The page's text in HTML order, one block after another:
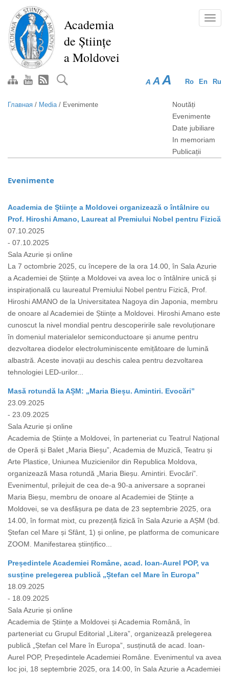
Перейти
основному
содержанию
Academia
de Științe
a Moldovei
Ro En Ru
A A A
Главная / Media/ Evenimente
Noutăți
Evenimente
Date jubiliare
In memoriam
Publicații
Evenimente
Academia de Științe a Moldovei organizează o întâlnire cu
Prof. Hiroshi Amano, Laureat al Premiului Nobel pentru Fizică
07.10.2025
- 07.10.2025
Sala Azurie și online
La 7 octombrie 2025, cu începere de la ora 14.00, în Sala Azurie
a Academiei de Științe a Moldovei va avea loc o întâlnire unică și
inspirațională cu laureatul Premiului Nobel pentru Fizică, Prof.
Hiroshi AMANO de la Universitatea Nagoya din Japonia, membru
de onoare al Academiei de Științe a Moldovei. Hiroshi Amano este
cunoscut la nivel mondial pentru descoperirile sale revoluționare
în domeniul materialelor semiconductoare și anume pentru
dezvoltarea diodelor electroluminiscente emițătoare de lumină
albastră. Aceste inovații au deschis calea pentru dezvoltarea
tehnologiei LED-urilor...
Masă rotundă la AȘM: „Maria Bieșu. Amintiri. Evocări”
23.09.2025
- 23.09.2025
Sala Azurie și online
Academia de Științe a Moldovei, în parteneriat cu Teatrul Național
de Operă și Balet „Maria Bieșu”, Academia de Muzică, Teatru și
Arte Plastice, Uniunea Muzicienilor din Republica Moldova,
organizează Masa rotundă „Maria Bieșu. Amintiri. Evocări”.
Evenimentul, prilejuit de cea de-a 90-a aniversare a sopranei
Maria Bieșu, membru de onoare al Academiei de Științe a
Moldovei, se va desfășura pe data de 23 septembrie 2025, ora
14.00, în format mixt, cu prezență fizică în Sala Azurie a AȘM (bd.
Ștefan cel Mare și Sfânt, 1) și online, pe platforma de comunicare
ZOOM. Manifestarea științifico...
Președintele Academiei Române, acad. Ioan-Aurel POP, va
susține prelegerea publică „Ștefan cel Mare în Europa”
18.09.2025
- 18.09.2025
Sala Azurie și online
Academia de Științe a Moldovei și Academia Română, în
parteneriat cu Grupul Editorial „Litera”, organizează prelegerea
publică „Ștefan cel Mare în Europa”, susținută de acad. Ioan-
Aurel POP, Președintele Academiei Române. Evenimentul va avea
loc joi, 18 septembrie 2025, ora 14:00, în Sala Azurie a Academiei